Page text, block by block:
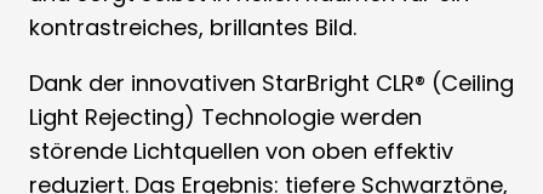
kontrastreiches, brillantes Bild.
Dank der innovativen StarBright CLR® (Ceiling
Light Rejecting) Technologie werden
störende Lichtquellen von oben effektiv
reduziert. Das Ergebnis: tiefere Schwarztöne,